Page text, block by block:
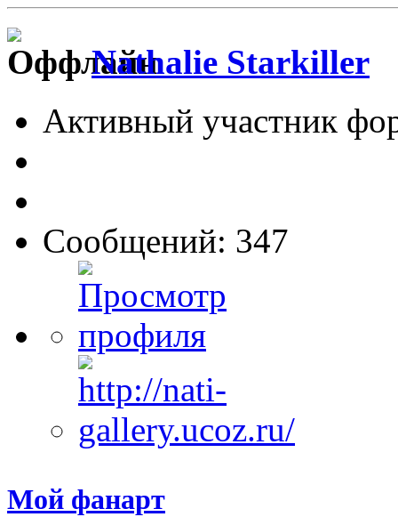
Nathalie Starkiller
Активный участник
Сообщений: 347
Мой фанарт